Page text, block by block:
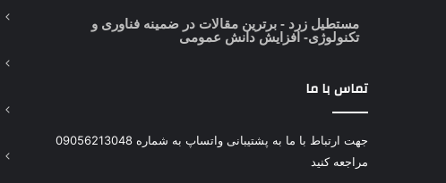
مستطیل زرد - برترین مقالات در ضمینه فناوری و
تکنولوژی- افزایش دانش عمومی
تماس با ما
جهت ارتباط با ما به پشتیبانی واتساپ به شماره 09056213048
مراجعه کنید